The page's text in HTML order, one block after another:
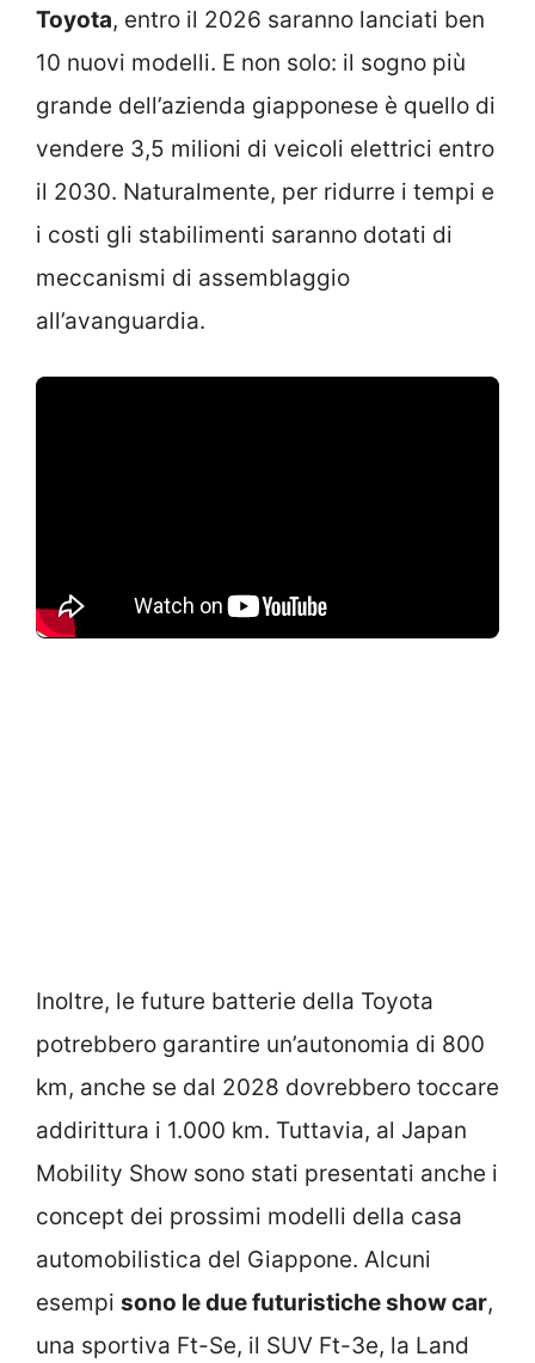
Toyota, entro il 2026 saranno lanciati ben
10 nuovi modelli. E non solo: il sogno più
grande dell’azienda giapponese è quello di
vendere 3,5 milioni di veicoli elettrici entro
il 2030. Naturalmente, per ridurre i tempi e
i costi gli stabilimenti saranno dotati di
meccanismi di assemblaggio
all’avanguardia.
Inoltre, le future batterie della Toyota
potrebbero garantire un’autonomia di 800
km, anche se dal 2028 dovrebbero toccare
addirittura i 1.000 km. Tuttavia, al Japan
Mobility Show sono stati presentati anche i
concept dei prossimi modelli della casa
automobilistica del Giappone. Alcuni
esempi sono le due futuristiche show car,
una sportiva Ft-Se, il SUV Ft-3e, la Land